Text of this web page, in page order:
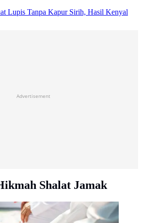
Lupis Tanpa Kapur Sirih, Hasil Kenyal
Advertisement
Shalat Jamak